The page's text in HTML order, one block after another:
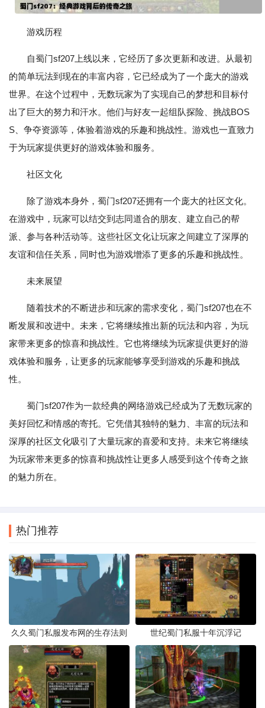
游戏历程
自蜀门sf207上线以来，它经历了多次更新和改进。从最初
的简单玩法到现在的丰富内容，它已经成为了一个庞大的游戏
世界。在这个过程中，无数玩家为了实现自己的梦想和目标付
出了巨大的努力和汗水。他们与好友一起组队探险、挑战BOS
S、争夺资源等，体验着游戏的乐趣和挑战性。游戏也一直致力
于为玩家提供更好的游戏体验和服务。
社区文化
除了游戏本身外，蜀门sf207还拥有一个庞大的社区文化。
在游戏中，玩家可以结交到志同道合的朋友、建立自己的帮
派、参与各种活动等。这些社区文化让玩家之间建立了深厚的
友谊和信任关系，同时也为游戏增添了更多的乐趣和挑战性。
未来展望
随着技术的不断进步和玩家的需求变化，蜀门sf207也在不
断发展和改进中。未来，它将继续推出新的玩法和内容，为玩
家带来更多的惊喜和挑战性。它也将继续为玩家提供更好的游
戏体验和服务，让更多的玩家能够享受到游戏的乐趣和挑战
性。
蜀门sf207作为一款经典的网络游戏已经成为了无数玩家的
美好回忆和情感的寄托。它凭借其独特的魅力、丰富的玩法和
深厚的社区文化吸引了大量玩家的喜爱和支持。未来它将继续
为玩家带来更多的惊喜和挑战性让更多人感受到这个传奇之旅
的魅力所在。
热门推荐
久久蜀门私服发布网的生存法则 世纪蜀门私服十年沉浮记